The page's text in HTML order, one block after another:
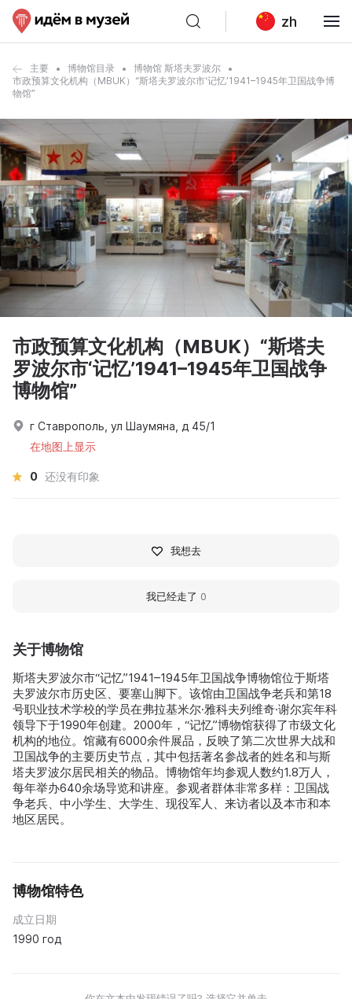
zh
主要 博物馆目录
博物馆 斯塔夫罗波尔
市政预算文化机构（MBUK）“斯塔夫罗波尔市‘记忆’1941–1945年卫国战争博
物馆”
关于博物馆
斯塔夫罗波尔市“记忆”1941–1945年卫国战争博物馆位于斯塔
夫罗波尔市历史区、要塞山脚下。该馆由卫国战争老兵和第18
号职业技术学校的学员在弗拉基米尔·雅科夫列维奇·谢尔宾年科
领导下于1990年创建。2000年，“记忆”博物馆获得了市级文化
机构的地位。馆藏有6000余件展品，反映了第二次世界大战和
卫国战争的主要历史节点，其中包括著名参战者的姓名和与斯
塔夫罗波尔居民相关的物品。博物馆年均参观人数约1.8万人，
每年举办640余场导览和讲座。参观者群体非常多样：卫国战
争老兵、中小学生、大学生、现役军人、来访者以及本市和本
地区居民。
博物馆特色
成立日期
1990 год
市政预算文化机构（MBUK）“斯塔夫
罗波尔市‘记忆’1941–1945年卫国战争
博物馆”
г Ставрополь, ул Шаумяна, д 45/1
在地图上显示
0 还没有印象
我想去
我已经走了 0